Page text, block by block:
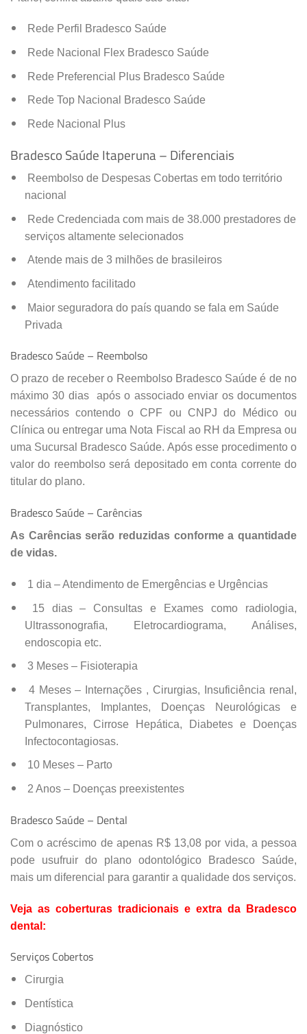
Rede Perfil Bradesco Saúde
Rede Nacional Flex Bradesco Saúde
Rede Preferencial Plus Bradesco Saúde
Rede Top Nacional Bradesco Saúde
Rede Nacional Plus
Bradesco Saúde Itaperuna – Diferenciais
Reembolso de Despesas Cobertas em todo território
nacional
Rede Credenciada com mais de 38.000 prestadores de
serviços altamente selecionados
Atende mais de 3 milhões de brasileiros
Atendimento facilitado
Maior seguradora do país quando se fala em Saúde
Privada
Bradesco Saúde – Reembolso
O prazo de receber o Reembolso Bradesco Saúde é de no
máximo 30 dias após o associado enviar os documentos
necessários contendo o CPF ou CNPJ do Médico ou
Clínica ou entregar uma Nota Fiscal ao RH da Empresa ou
uma Sucursal Bradesco Saúde. Após esse procedimento o
valor do reembolso será depositado em conta corrente do
titular do plano.
Bradesco Saúde – Carências
As Carências serão reduzidas conforme a quantidade
de vidas.
1 dia – Atendimento de Emergências e Urgências
15 dias – Consultas e Exames como radiologia,
Ultrassonografia, Eletrocardiograma, Análises,
endoscopia etc.
3 Meses – Fisioterapia
4 Meses – Internações , Cirurgias, Insuficiência renal,
Transplantes, Implantes, Doenças Neurológicas e
Pulmonares, Cirrose Hepática, Diabetes e Doenças
Infectocontagiosas.
10 Meses – Parto
2 Anos – Doenças preexistentes
Bradesco Saúde – Dental
Com o acréscimo de apenas R$ 13,08 por vida, a pessoa
pode usufruir do plano odontológico Bradesco Saúde,
mais um diferencial para garantir a qualidade dos serviços.
Veja as coberturas tradicionais e extra da Bradesco
dental:
Serviços Cobertos
Cirurgia
Dentística
Diagnóstico